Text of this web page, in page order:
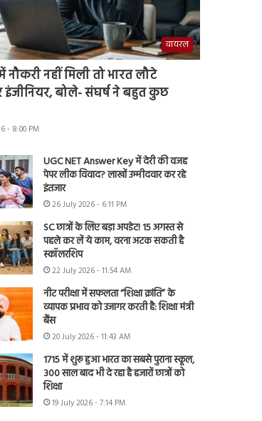
वायरल
नौकरी नहीं मिली तो भारत लौटे
इंजीनियर, बोले- संघर्ष ने बहुत कुछ
- 8:00 PM
UGC NET Answer Key में देरी की वजह
पेपर लीक विवाद? लाखों उम्मीदवार कर रहे
इंतजार
26 July 2026 - 6:11 PM
SC छात्रों के लिए बड़ा अपडेट! 15 अगस्त से
पहले कर लें ये काम, वरना अटक सकती है
स्कॉलरशिप
22 July 2026 - 11:54 AM
नीट परीक्षा में सफलता “शिक्षा क्रांति” के
व्यापक प्रभाव को उजागर करती है: शिक्षा मंत्री
बैंस
20 July 2026 - 11:43 AM
1715 में शुरू हुआ भारत का सबसे पुराना स्कूल,
300 साल बाद भी दे रहा है हजारों छात्रों को
शिक्षा
19 July 2026 - 7:14 PM